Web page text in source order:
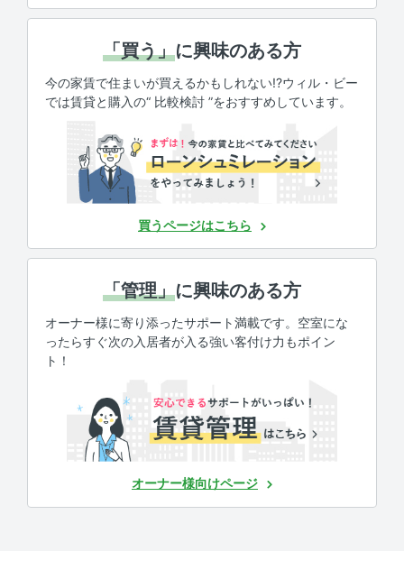
「買う」に興味のある方
今の家賃で住まいが買えるかもしれない!?ウィル・ビー
では賃貸と購入の“ 比較検討 ”をおすすめしています。
買うページはこちら
「管理」に興味のある方
オーナー様に寄り添ったサポート満載です。空室にな
ったらすぐ次の入居者が入る強い客付け力もポイン
ト！
オーナー様向けページ